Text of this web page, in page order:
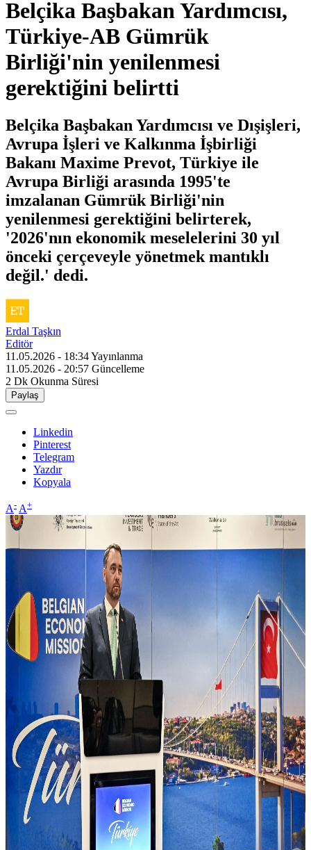
Belçika Başbakan Yardımcısı,
Türkiye-AB Gümrük
Birliği'nin yenilenmesi
gerektiğini belirtti
Belçika Başbakan Yardımcısı ve Dışişleri,
Avrupa İşleri ve Kalkınma İşbirliği
Bakanı Maxime Prevot, Türkiye ile
Avrupa Birliği arasında 1995'te
imzalanan Gümrük Birliği'nin
yenilenmesi gerektiğini belirterek,
'2026'nın ekonomik meselelerini 30 yıl
önceki çerçeveyle yönetmek mantıklı
değil.' dedi.
Erdal Taşkın
Editör
11.05.2026 - 18:34Yayınlanma
11.05.2026 - 20:57 Güncelleme
2 Dk Okunma Süresi
Paylaş
Linkedin
Pinterest
Telegram
Yazdır
Kopyala
A- A+